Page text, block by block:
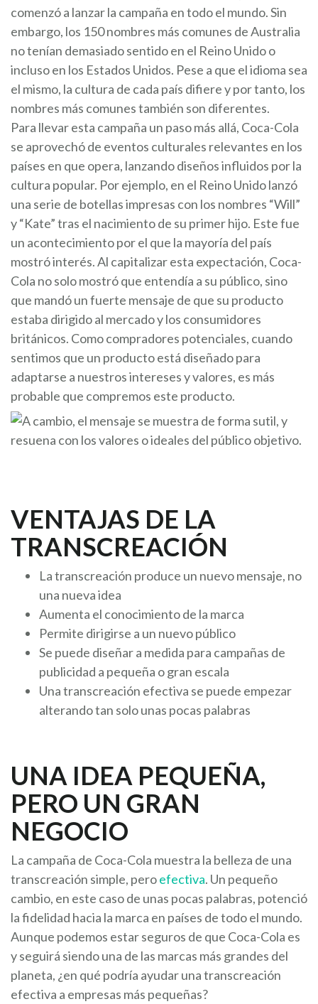
comenzó a lanzar la campaña en todo el mundo. Sin
embargo, los 150 nombres más comunes de Australia
no tenían demasiado sentido en el Reino Unido o
incluso en los Estados Unidos. Pese a que el idioma sea
el mismo, la cultura de cada país difiere y por tanto, los
nombres más comunes también son diferentes.
Para llevar esta campaña un paso más allá, Coca-Cola
se aprovechó de eventos culturales relevantes en los
países en que opera, lanzando diseños influidos por la
cultura popular. Por ejemplo, en el Reino Unido lanzó
una serie de botellas impresas con los nombres “Will”
y “Kate” tras el nacimiento de su primer hijo. Este fue
un acontecimiento por el que la mayoría del país
mostró interés. Al capitalizar esta expectación, Coca-
Cola no solo mostró que entendía a su público, sino
que mandó un fuerte mensaje de que su producto
estaba dirigido al mercado y los consumidores
británicos. Como compradores potenciales, cuando
sentimos que un producto está diseñado para
adaptarse a nuestros intereses y valores, es más
probable que compremos este producto.
VENTAJAS DE LA
TRANSCREACIÓN
La transcreación produce un nuevo mensaje, no
una nueva idea
Aumenta el conocimiento de la marca
Permite dirigirse a un nuevo público
Se puede diseñar a medida para campañas de
publicidad a pequeña o gran escala
Una transcreación efectiva se puede empezar
alterando tan solo unas pocas palabras
UNA IDEA PEQUEÑA,
PERO UN GRAN
NEGOCIO
La campaña de Coca-Cola muestra la belleza de una
transcreación simple, peroefectiva. Un pequeño
cambio, en este caso de unas pocas palabras, potenció
la fidelidad hacia la marca en países de todo el mundo.
Aunque podemos estar seguros de que Coca-Cola es
y seguirá siendo una de las marcas más grandes del
planeta, ¿en qué podría ayudar una transcreación
efectiva a empresas más pequeñas?